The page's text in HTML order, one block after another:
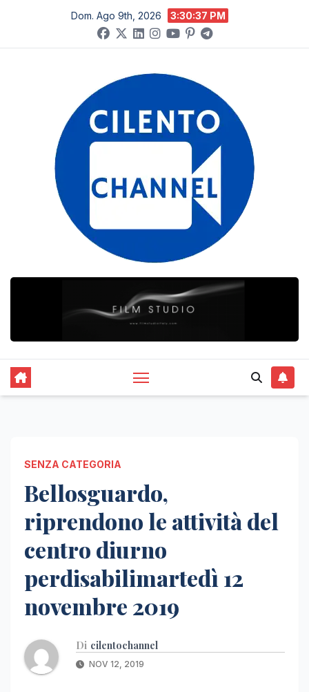
contenuto
Dom. Ago 9th, 2026 3:30:38 PM
SENZA CATEGORIA
Bellosguardo,
riprendono le attività del
centro diurno
perdisabilimartedì 12
novembre 2019
Di cilentochannel
NOV 12, 2019